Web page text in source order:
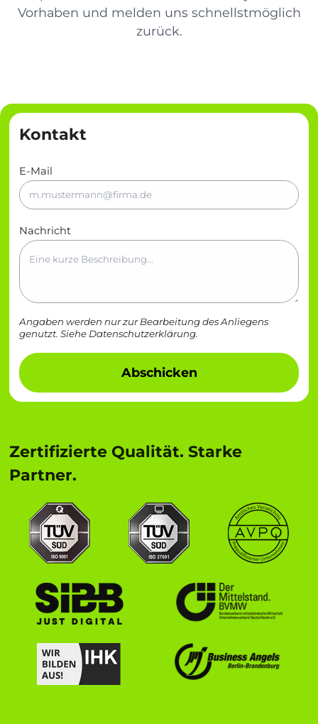
Vorhaben und melden uns schnellstmöglich
zurück.
Kontakt
E-Mail
Nachricht
Angaben werden nur zur Bearbeitung des Anliegens
genutzt. Siehe Datenschutzerklärung.
Abschicken
Zertifizierte Qualität. Starke
Partner.